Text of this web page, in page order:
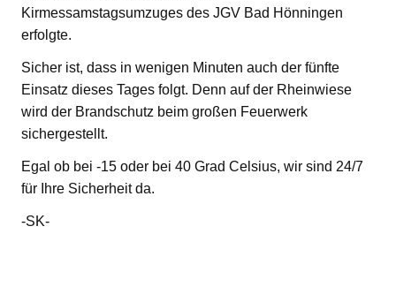
Kirmessamstagsumzuges des JGV Bad Hönningen
erfolgte.
Sicher ist, dass in wenigen Minuten auch der fünfte
Einsatz dieses Tages folgt. Denn auf der Rheinwiese
wird der Brandschutz beim großen Feuerwerk
sichergestellt.
Egal ob bei -15 oder bei 40 Grad Celsius, wir sind 24/7
für Ihre Sicherheit da.
-SK-